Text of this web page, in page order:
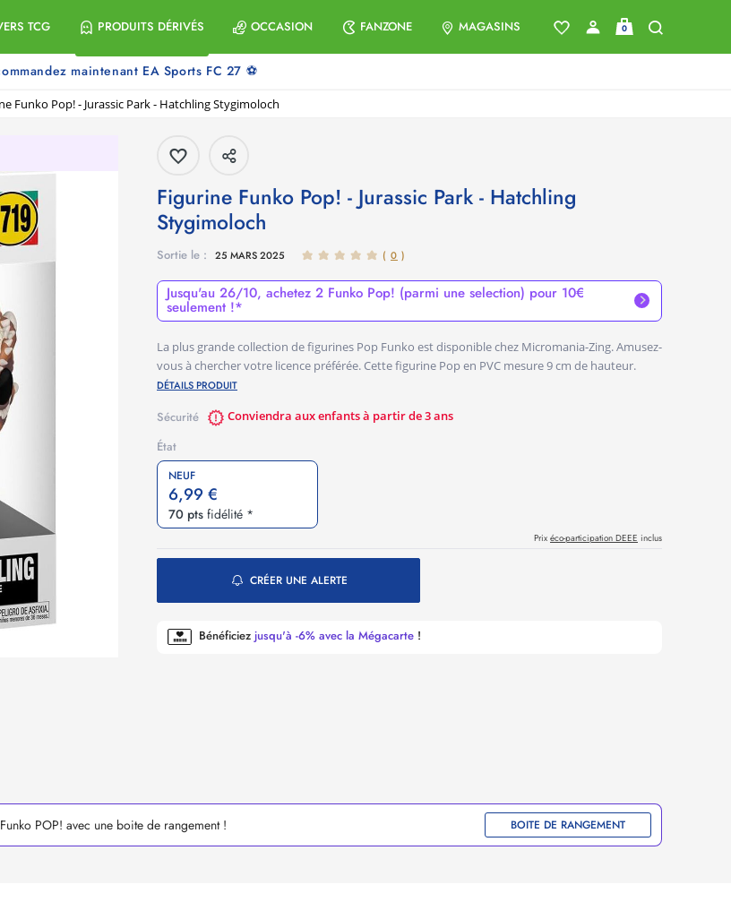
TCG PRODUITS DÉRIVÉS OCCASION FANZONE MAGASINS 0
maintenant EA Sports FC 27 ⚽
Funko Pop! - Jurassic Park - Hatchling Stygimoloch
Figurine Funko Pop! - Jurassic Park - Hatchling
Stygimoloch
Sortie le : 25 MARS 2025 ( 0 )
Jusqu'au 26/10, achetez 2 Funko Pop! (parmi une selection) pour 10€
seulement !*
La plus grande collection de figurines Pop Funko est disponible chez Micromania-Zing. Amusez-
vous à chercher votre licence préférée. Cette figurine Pop en PVC mesure 9 cm de hauteur.
DÉTAILS PRODUIT
Sécurité Conviendra aux enfants à partir de 3 ans
État
NEUF
6,99 €
70 pts fidélité *
Prix éco-participation DEEE inclus
CRÉER UNE ALERTE
Bénéficiez jusqu'à -6% avec la Mégacarte !
POP! avec une boite de rangement ! BOITE DE RANGEMENT